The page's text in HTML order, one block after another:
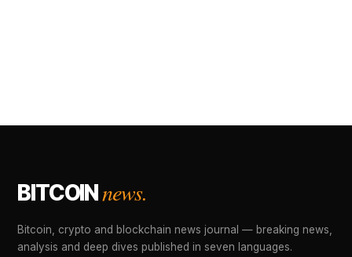
BITCOINnews.
Bitcoin, crypto and blockchain news journal — breaking news,
analysis and deep dives published in seven languages.